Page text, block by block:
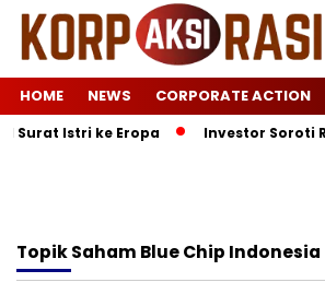
HOME NEWS CORPORATE ACTION
Surat Istri ke Eropa Investor Soroti
TopikSaham Blue Chip Indonesia